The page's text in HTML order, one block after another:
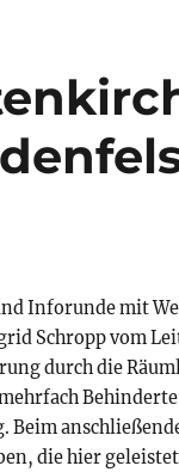
Inforunde mit
Schropp vom
durch die
die hier